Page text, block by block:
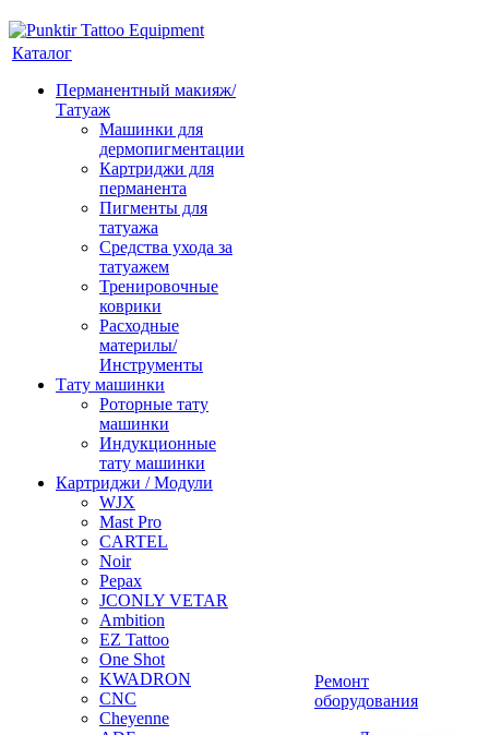
Каталог
Перманентный макияж/
Татуаж
Машинки для
дермопигментации
Картриджи для
перманента
Пигменты для
татуажа
Средства ухода за
татуажем
Тренировочные
коврики
Расходные
материлы/
Инструменты
Тату машинки
Роторные тату
машинки
Индукционные
тату машинки
Картриджи / Модули
WJX
Mast Pro
CARTEL
Noir
Pepax
JCONLY VETAR
Ambition
EZ Tattoo
One Shot
KWADRON
CNC
Cheyenne
Ремонт
оборудования